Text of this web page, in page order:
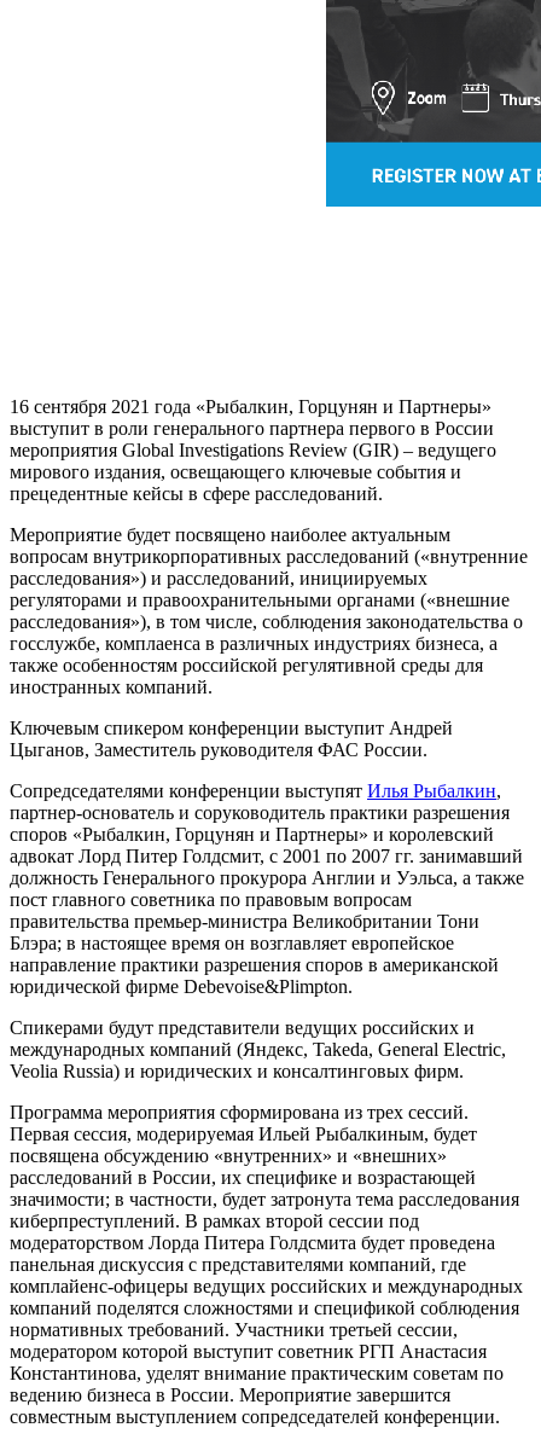
16 сентября 2021 года «Рыбалкин, Горцунян и Партнеры»
выступит в роли генерального партнера первого в России
мероприятия Global Investigations Review (GIR) – ведущего
мирового издания, освещающего ключевые события и
прецедентные кейсы в сфере расследований.
Мероприятие будет посвящено наиболее актуальным
вопросам внутрикорпоративных расследований («внутренние
расследования») и расследований, инициируемых
регуляторами и правоохранительными органами («внешние
расследования»), в том числе, соблюдения законодательства о
госслужбе, комплаенса в различных индустриях бизнеса, а
также особенностям российской регулятивной среды для
иностранных компаний.
Ключевым спикером конференции выступит Андрей
Цыганов, Заместитель руководителя ФАС России.
Сопредседателями конференции выступят Илья Рыбалкин,
партнер-основатель и соруководитель практики разрешения
споров «Рыбалкин, Горцунян и Партнеры» и королевский
адвокат Лорд Питер Голдсмит, с 2001 по 2007 гг. занимавший
должность Генерального прокурора Англии и Уэльса, а также
пост главного советника по правовым вопросам
правительства премьер-министра Великобритании Тони
Блэра; в настоящее время он возглавляет европейское
направление практики разрешения споров в американской
юридической фирме Debevoise&Plimpton.
Спикерами будут представители ведущих российских и
международных компаний (Яндекс, Takeda, General Electric,
Veolia Russia) и юридических и консалтинговых фирм.
Программа мероприятия сформирована из трех сессий.
Первая сессия, модерируемая Ильей Рыбалкиным, будет
посвящена обсуждению «внутренних» и «внешних»
расследований в России, их специфике и возрастающей
значимости; в частности, будет затронута тема расследования
киберпреступлений. В рамках второй сессии под
модераторством Лорда Питера Голдсмита будет проведена
панельная дискуссия с представителями компаний, где
комплайенс-офицеры ведущих российских и международных
компаний поделятся сложностями и спецификой соблюдения
нормативных требований. Участники третьей сессии,
модератором которой выступит советник РГП Анастасия
Константинова, уделят внимание практическим советам по
ведению бизнеса в России. Мероприятие завершится
совместным выступлением сопредседателей конференции.